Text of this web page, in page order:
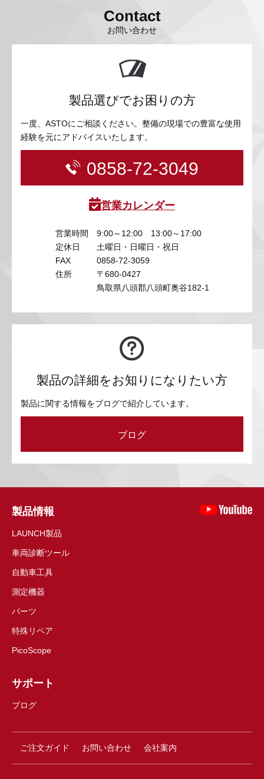
Contact
お問い合わせ
製品選びでお困りの方
一度、ASTOにご相談ください。整備の現場での豊富な使用
経験を元にアドバイスいたします。
0858-72-3049
営業カレンダー
営業時間
9:00～12:00 13:00～17:00
定休日
土曜日・日曜日・祝日
FAX
0858-72-3059
住所
〒680-0427
鳥取県八頭郡八頭町奥谷182-1
製品の詳細をお知りになりたい方
製品に関する情報をブログで紹介しています。
ブログ
製品情報
LAUNCH製品
車両診断ツール
自動車工具
測定機器
パーツ
特殊リペア
PicoScope
サポート
ブログ
ご注文ガイド お問い合わせ 会社案内